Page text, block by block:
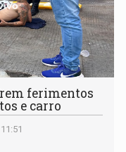
ferimentos
e carro